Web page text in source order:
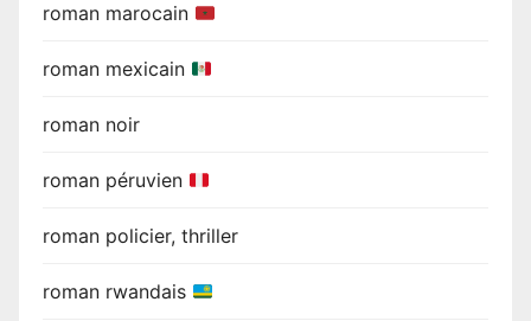
roman marocain
roman mexicain
roman noir
roman péruvien
roman policier, thriller
roman rwandais